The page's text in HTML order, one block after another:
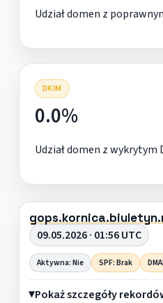
Udział domen z
DKIM
0.0%
Udział domen z wykrytym
09.05.2026 · 01:56 UTC
Aktywna: Nie SPF: Brak
Pokaż szczegóły